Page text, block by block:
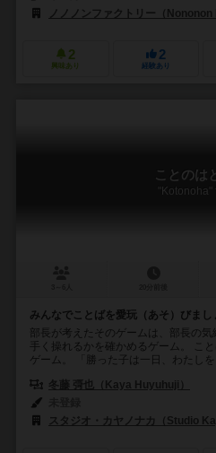
ノノノンファクトリー（Nononon
2
興味あり
2
経験あり
ことのは
"Kotonoha"
みんなでことばを愛玩（あそ）びまし
部長が考えたそのゲームは、部長の気
手く操れるかを確かめるゲーム。 こ
ゲーム。 「勝った子は一日、わたしを
冬藤 彁也（Kaya Huyuhuji）
スタジオ・カヤノナカ（Studio